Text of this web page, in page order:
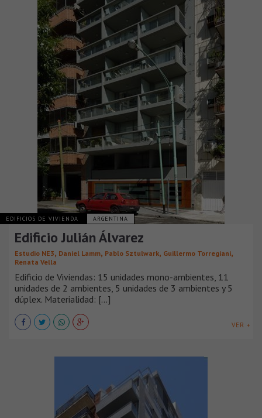
EDIFICIOS DE VIVIENDA ARGENTINA
Edificio Julián Álvarez
Estudio NE3, Daniel Lamm, Pablo Sztulwark, Guillermo Torregiani,
Renata Vella
Edificio de Viviendas: 15 unidades mono-ambientes, 11
unidades de 2 ambientes, 5 unidades de 3 ambientes y 5
dúplex. Materialidad: [...]
VER +